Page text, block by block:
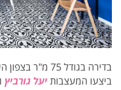
בדירה בגודל
ביצעו המעצבותיעל גורביץ